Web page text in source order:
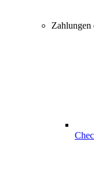
Zahlungen